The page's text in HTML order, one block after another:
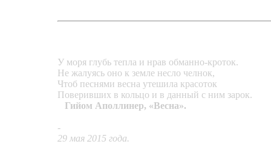
У моря глубь тепла и нрав обманно-кроток.
Не жалуясь оно к земле несло челнок,
Чтоб песнями весна утешила красоток
Поверивших в кольцо и в данный с ним зарок.
Гийом Аполлинер, «Весна».
-
29 мая 2015 года.